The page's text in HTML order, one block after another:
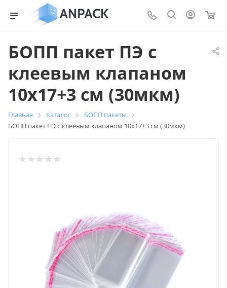
0
БОПП пакет ПЭ с
клеевым клапаном
10х17+3 см (30мкм)
Главная Каталог
БОПП пакеты
БОПП пакет ПЭ с клеевым клапаном 10х17+3 см (30мкм)